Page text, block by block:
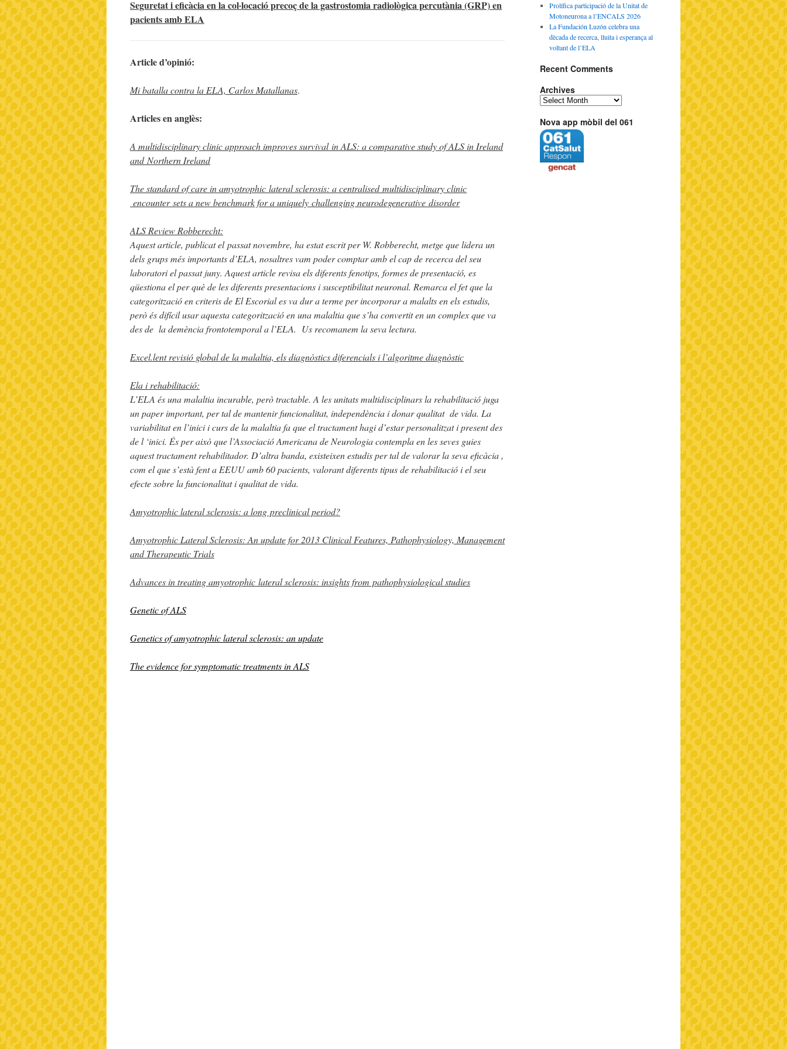
Seguretat i eficàcia en la col·locació precoç de la gastrostomia radiològica percutània (GRP) en
pacients amb ELA
Article d’opinió:
Mi batalla contra la ELA, Carlos Matallanas.
Articles en anglès:
A multidisciplinary clinic approach improves survival in ALS: a comparative study of ALS in Ireland
and Northern Ireland
The standard of care in amyotrophic lateral sclerosis: a centralised multidisciplinary clinic
encounter sets a new benchmark for a uniquely challenging neurodegenerative disorder
ALS Review Robberecht:
Aquest article, publicat el passat novembre, ha estat escrit per W. Robberecht, metge que lidera un
dels grups més importants d’ELA, nosaltres vam poder comptar amb el cap de recerca del seu
laboratori el passat juny. Aquest article revisa els diferents fenotips, formes de presentació, es
qüestiona el per què de les diferents presentacions i susceptibilitat neuronal. Remarca el fet que la
categorització en criteris de El Escorial es va dur a terme per incorporar a malalts en els estudis,
però és difícil usar aquesta categorització en una malaltia que s’ha convertit en un complex que va
des de la demència frontotemporal a l’ELA. Us recomanem la seva lectura.
Excel.lent revisió global de la malaltia, els diagnòstics diferencials i l’algoritme diagnòstic
Ela i rehabilitació:
L’ELA és una malaltia incurable, però tractable. A les unitats multidisciplinars la rehabilitació juga
un paper important, per tal de mantenir funcionalitat, independència i donar qualitat de vida. La
variabilitat en l’inici i curs de la malaltia fa que el tractament hagi d’estar personalitzat i present des
de l ‘inici. És per això que l’Associació Americana de Neurologia contempla en les seves guies
aquest tractament rehabilitador. D’altra banda, existeixen estudis per tal de valorar la seva eficàcia ,
com el que s’està fent a EEUU amb 60 pacients, valorant diferents tipus de rehabilitació i el seu
efecte sobre la funcionalitat i qualitat de vida.
Amyotrophic lateral sclerosis: a long preclinical period?
Amyotrophic Lateral Sclerosis: An update for 2013 Clinical Features, Pathophysiology, Management
and Therapeutic Trials
Advances in treating amyotrophic lateral sclerosis: insights from pathophysiological studies
Genetic of ALS
Genetics of amyotrophic lateral sclerosis: an update
The evidence for symptomatic treatments in ALS
Prolífica participació de la Unitat de
Motoneurona a l’ENCALS 2026
La Fundación Luzón celebra una
dècada de recerca, lluita i esperança al
voltant de l’ELA
Recent Comments
Archives
Nova app mòbil del 061